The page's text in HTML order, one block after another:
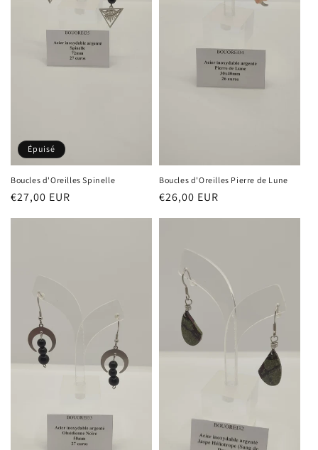
Épuisé
Boucles d'Oreilles Spinelle
Prix
habituel
€27,00 EUR
Boucles d'Oreilles Pierre de Lune
Prix
habituel
€26,00 EUR